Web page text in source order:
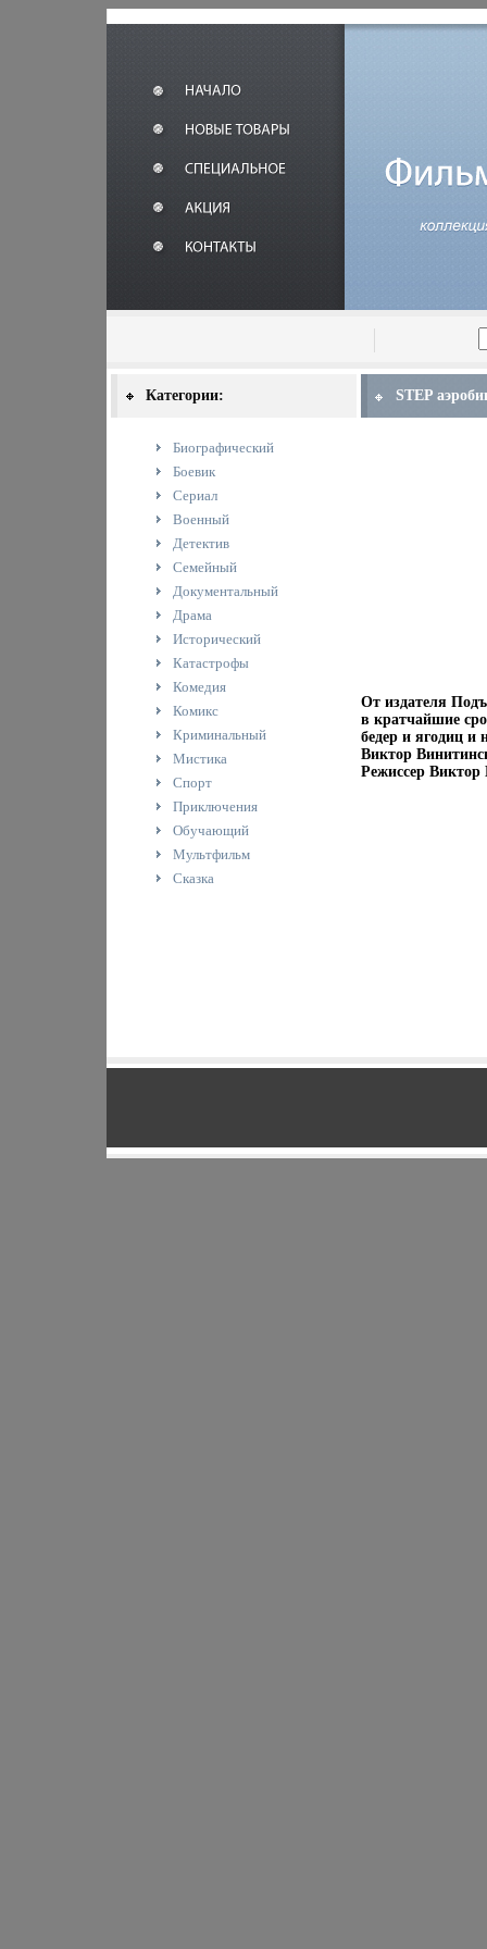
Категории:
Биографический
Боевик
Сериал
Военный
Детектив
Семейный
Документальный
Драма
Исторический
Катастрофы
Комедия
Комикс
Криминальный
Мистика
Спорт
Приключения
Обучающий
Мультфильм
Сказка
STEP
От издателя
в кратчайшие
бедер и ягодиц и
Виктор
Режиссер